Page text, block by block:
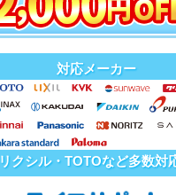
対応メーカー
リクシル・TOTOなど多数対